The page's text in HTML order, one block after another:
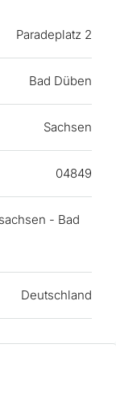
Paradeplatz 2
Bad Düben
Sachsen
04849
- Bad
Deutschland